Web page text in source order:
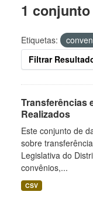
1
Etiquetas:
Filtrar
Transferências
Realizados
Este conjunto de
sobre
Legislativa do
convênios,...
CSV